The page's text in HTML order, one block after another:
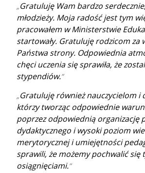
Gratuluję Wam bardzo
młodzieży. Moja radość jest tym
pracowałem w Ministerstwie
startowały. Gratuluję rodzicom za
Państwa strony. Odpowiednia
chęci uczenia się sprawiła, że
stypendiów.
Gratuluję również nauczycielom i
którzy tworząc odpowiednie
poprzez odpowiednią organizację
dydaktycznego i wysoki poziom
merytorycznej i umiejętności
sprawili, że możemy pochwalić
osiągnięciami.